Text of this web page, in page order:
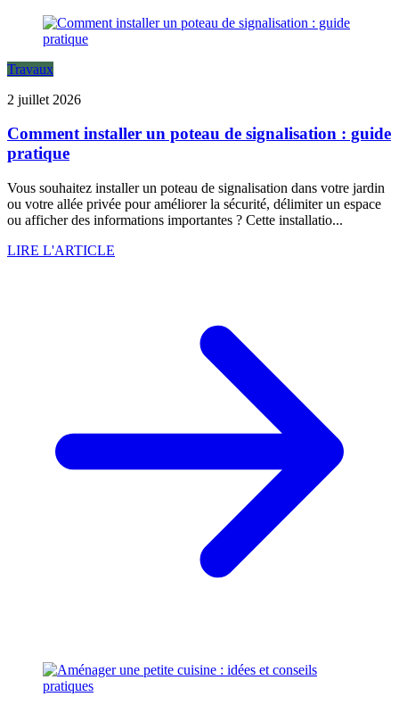
Travaux
2 juillet 2026
Comment installer un poteau de signalisation : guide
pratique
Vous souhaitez installer un poteau de signalisation dans votre jardin
ou votre allée privée pour améliorer la sécurité, délimiter un espace
ou afficher des informations importantes ? Cette installatio...
LIRE L'ARTICLE